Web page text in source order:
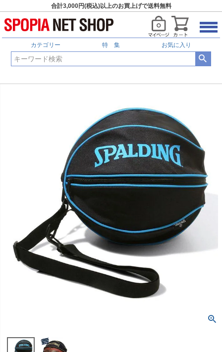
合計3,000円(税込)以上のお買上げで送料無料
カテゴリー 特 集 お気に入り